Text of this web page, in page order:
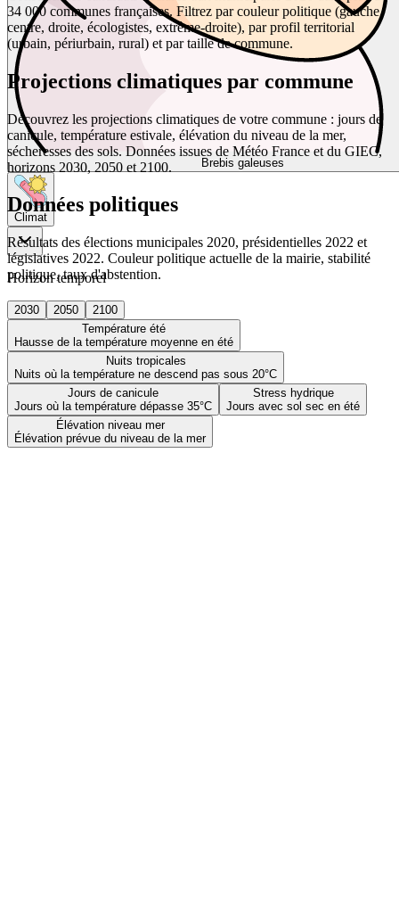
Brebis galeuses
Climat
Horizon temporel
2030 2050
2100
Température été
Hausse de la température moyenne en été
Nuits tropicales
Nuits où la température ne descend pas sous 20°C
Jours de canicule
Jours où la température dépasse 35°C
Stress hydrique
Jours avec sol sec en été
Élévation niveau mer
Élévation prévue du niveau de la mer
34 000 communes françaises. Filtrez par couleur politique (gauche,
centre, droite, écologistes, extrême-droite), par profil territorial
(urbain, périurbain, rural) et par taille de commune.
Projections climatiques par commune
Découvrez les projections climatiques de votre commune : jours de
canicule, température estivale, élévation du niveau de la mer,
sécheresses des sols. Données issues de Météo France et du GIEC,
horizons 2030, 2050 et 2100.
Données politiques
Résultats des élections municipales 2020, présidentielles 2022 et
législatives 2022. Couleur politique actuelle de la mairie, stabilité
politique, taux d'abstention.